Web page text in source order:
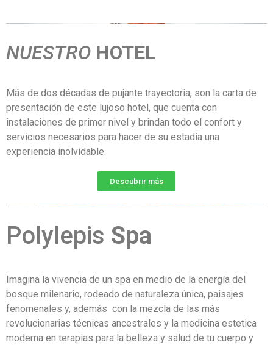
NUESTRO HOTEL
Más de dos décadas de pujante trayectoria, son la carta de
presentación de este lujoso hotel, que cuenta con
instalaciones de primer nivel y brindan todo el confort y
servicios necesarios para hacer de su estadía una
experiencia inolvidable.
Descubrir más
Polylepis Spa
Imagina la vivencia de un spa en medio de la energía del
bosque milenario, rodeado de naturaleza única, paisajes
fenomenales y, además con la mezcla de las más
revolucionarias técnicas ancestrales y la medicina estetica
moderna en terapias para la belleza y salud de tu cuerpo y